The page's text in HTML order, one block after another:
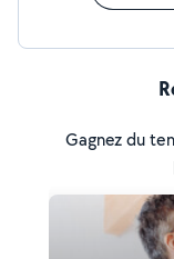
Gagnez du